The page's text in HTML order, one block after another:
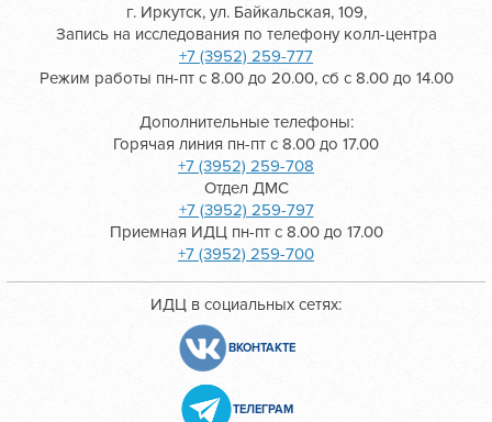
г. Иркутск, ул. Байкальская, 109,
Запись на исследования по телефону колл-центра
+7 (3952) 259-777
Режим работы пн-пт с 8.00 до 20.00, сб с 8.00 до 14.00
Дополнительные телефоны:
Горячая линия пн-пт с 8.00 до 17.00
+7 (3952) 259-708
Отдел ДМС
+7 (3952) 259-797
Приемная ИДЦ пн-пт с 8.00 до 17.00
+7 (3952) 259-700
ИДЦ в социальных сетях:
ВКОНТАКТЕ
ТЕЛЕГРАМ